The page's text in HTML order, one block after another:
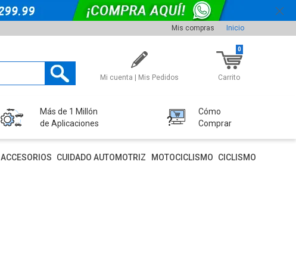
Mis compras Inicio
Mi cuenta | Mis Pedidos Carrito
0
Más de 1 Millón
de Aplicaciones
Cómo
Comprar
ACCESORIOS CUIDADO AUTOMOTRIZ MOTOCICLISMO CICLISMO